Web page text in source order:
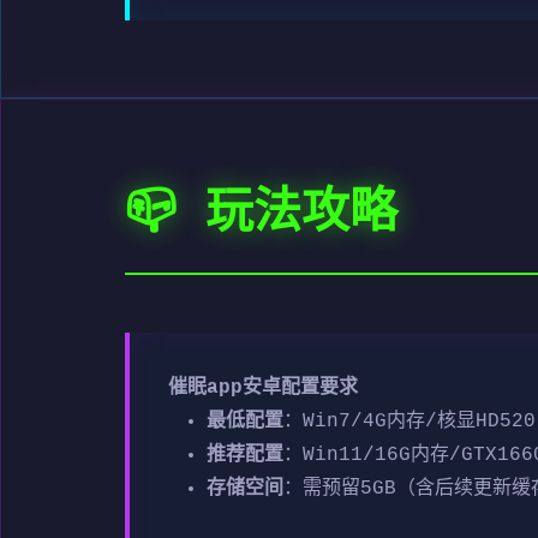
📪 玩法攻略
催眠app安卓配置要求
​最低配置​​：Win7/4G内存/核显HD520
​推荐配置​：Win11/16G内存/
​存储空间​ ：需预留5GB（含后续更新缓